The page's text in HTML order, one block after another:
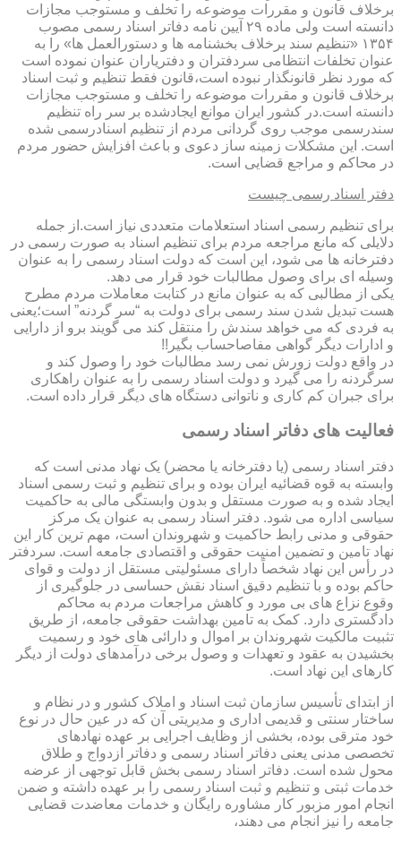
برخلاف قانون و مقررات موضوعه را تخلف و مستوجب مجازات
دانسته است ولی ماده ۲۹ آیین نامه دفاتر اسناد رسمی مصوب
۱۳۵۴ «تنظیم سند برخلاف بخشنامه ها و دستورالعمل ها» را به
عنوان تخلفات انتظامی سردفتران و دفتریاران عنوان نموده است
که مورد نظر قانونگذار نبوده است،قانون فقط تنظیم و ثبت اسناد
برخلاف قانون و مقررات موضوعه را تخلف و مستوجب مجازات
دانسته است.در کشور ایران موانع ایجادشده بر سر راه تنظیم
سندرسمی موجب روی گردانی مردم از تنظیم اسنادرسمی شده
است. این مشکلات زمینه ساز دعوی و باعث افزایش حضور مردم
در محاکم و مراجع قضایی است.
دفتر اسناد رسمی چیست
برای تنظیم رسمی اسناد استعلامات متعددی نیاز است.از جمله
دلایلی که مانع مراجعه مردم برای تنظیم اسناد به صورت رسمی در
دفترخانه ها می شود، این است که دولت اسناد رسمی را به عنوان
وسیله ای برای وصول مطالبات خود قرار می دهد.
یکی از مطالبی که به عنوان مانع در کتابت معاملات مردم مطرح
هست تبدیل شدن سند رسمی برای دولت به “سر گردنه” است؛یعنی
به فردی که می خواهد سندش را منتقل کند می گویند برو از دارایی
و ادارات دیگر گواهی مفاصاحساب بگیر!!
در واقع دولت زورش نمی رسد مطالبات خود را وصول کند و
سرگردنه را می گیرد و دولت اسناد رسمی را به عنوان راهکاری
برای جبران کم کاری و ناتوانی دستگاه های دیگر قرار داده است.
فعالیت های دفاتر اسناد رسمی
دفتر اسناد رسمی (یا دفترخانه یا محضر) یک نهاد مدنی است که
وابسته به قوه قضائیه ایران بوده و برای تنظیم و ثبت رسمی اسناد
ایجاد شده و به صورت مستقل و بدون وابستگی مالی به حاکمیت
سیاسی اداره می شود. دفتر اسناد رسمی به عنوان یک مرکز
حقوقی و مدنی رابط حاکمیت و شهروندان است، مهم ترین کار این
نهاد تامین و تضمین امنیت حقوقی و اقتصادی جامعه است. سردفتر
در رأس این نهاد شخصاً دارای مسئولیتی مستقل از دولت و قوای
حاکم بوده و با تنظیم دقیق اسناد نقش حساسی در جلوگیری از
وقوع نزاع های بی مورد و کاهش مراجعات مردم به محاکم
دادگستری دارد. کمک به تامین بهداشت حقوقی جامعه، از طریق
تثبیت مالکیت شهروندان بر اموال و دارائی های خود و رسمیت
بخشیدن به عقود و تعهدات و وصول برخی درآمدهای دولت از دیگر
کارهای این نهاد است.
از ابتدای تأسیس سازمان ثبت اسناد و املاک کشور و در نظام و
ساختار سنتی و قدیمی اداری و مدیریتی آن که در عین حال در نوع
خود مترقی بوده، بخشی از وظایف اجرایی بر عهده نهادهای
تخصصی مدنی یعنی دفاتر اسناد رسمی و دفاتر ازدواج و طلاق
محول شده است. دفاتر اسناد رسمی بخش قابل توجهی از عرضه
خدمات ثبتی و تنظیم و ثبت اسناد رسمی را بر عهده داشته و ضمن
انجام امور مزبور کار مشاوره رایگان و خدمات معاضدت قضایی
جامعه را نیز انجام می دهند،